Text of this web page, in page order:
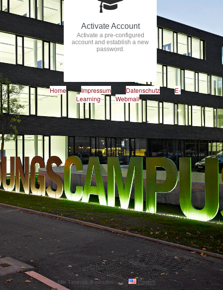
Activate Account
Activate a pre-configured
account and establish a new
password.
Home Impressum Datenschutz
E-
Learning
Webmail
Idle Timeout: 9 minutes English